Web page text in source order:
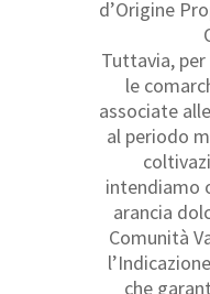
d’Origine
Tuttavia,
le
associate
al periodo
intendiamo
arancia
Comunità
che